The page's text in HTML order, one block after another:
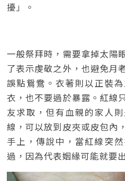
擾」。
一般祭拜時，需要拿掉太陽
了表示虔敬之外，也避免月
誤點鴛鴦。衣著則以正裝
衣，也不要過於暴露。紅線
友求取，但有血親的家人
線，可以放到皮夾或皮包內
手上，傳說中，當紅線突
過，因為代表姻緣可能就要